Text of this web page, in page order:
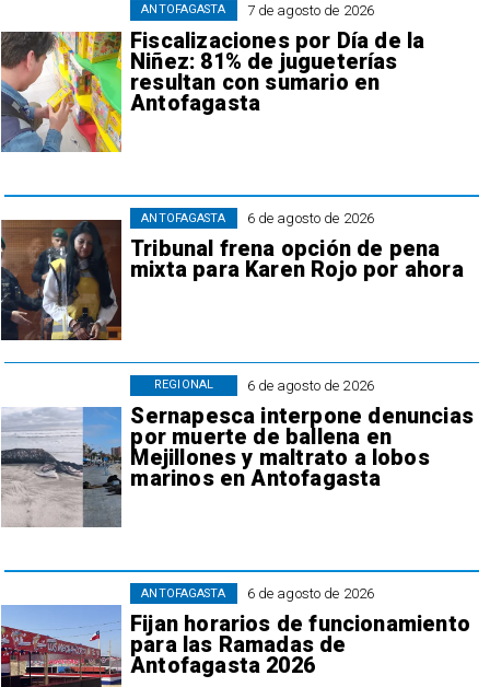
7 de agosto de 2026
Fiscalizaciones por Día de la
Niñez: 81% de jugueterías
resultan con sumario en
Antofagasta
ANTOFAGASTA
6 de agosto de 2026
Tribunal frena opción de pena
mixta para Karen Rojo por ahora
ANTOFAGASTA
6 de agosto de 2026
Sernapesca interpone denuncias
por muerte de ballena en
Mejillones y maltrato a lobos
marinos en Antofagasta
REGIONAL
6 de agosto de 2026
Fijan horarios de funcionamiento
para las Ramadas de
Antofagasta 2026
ANTOFAGASTA